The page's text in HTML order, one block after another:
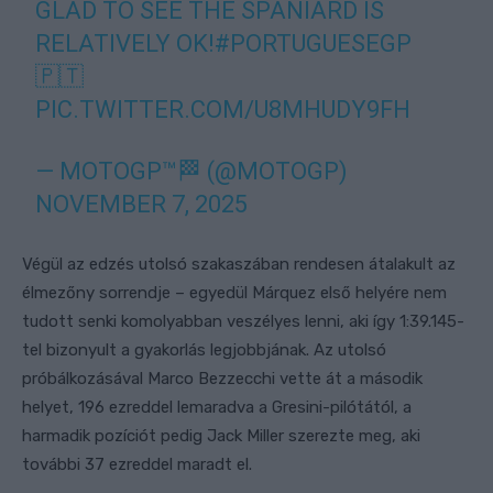
GLAD TO SEE THE SPANIARD IS
RELATIVELY OK!#PORTUGUESEGP
🇵🇹
PIC.TWITTER.COM/U8MHUDY9FH
— MOTOGP™🏁 (@MOTOGP)
NOVEMBER 7, 2025
Végül az edzés utolsó szakaszában rendesen átalakult az
élmezőny sorrendje – egyedül Márquez első helyére nem
tudott senki komolyabban veszélyes lenni, aki így 1:39.145-
tel bizonyult a gyakorlás legjobbjának. Az utolsó
próbálkozásával Marco Bezzecchi vette át a második
helyet, 196 ezreddel lemaradva a Gresini-pilótától, a
harmadik pozíciót pedig Jack Miller szerezte meg, aki
további 37 ezreddel maradt el.